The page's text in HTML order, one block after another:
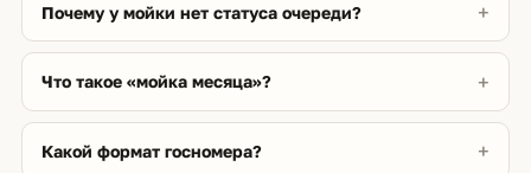
Почему у мойки нет статуса очереди?
Что такое «мойка месяца»?
Какой формат госномера?